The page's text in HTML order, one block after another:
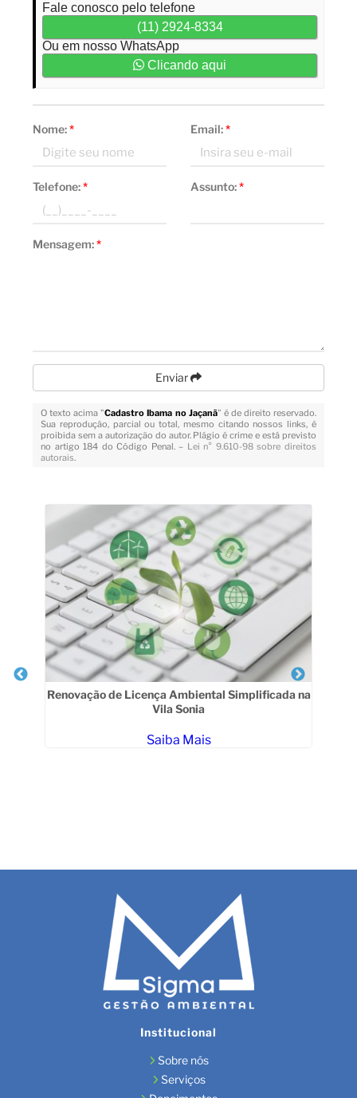
Fale conosco pelo telefone
(11) 2924-8334
Ou em nosso WhatsApp
Clicando aqui
Nome:* Email:*
Telefone:* Assunto:*
Mensagem:*
Enviar
O texto acima "Cadastro Ibama no Jaçanã" é de direito reservado.
Sua reprodução, parcial ou total, mesmo citando nossos links, é
proibida sem a autorização do autor. Plágio é crime e está previsto
no artigo 184 do Código Penal. – Lei n° 9.610-98 sobre direitos
autorais.
Renovação de Licença Ambiental Simplificada na
Vila Sonia
Saiba Mais
Institucional
Sobre nós
Serviços